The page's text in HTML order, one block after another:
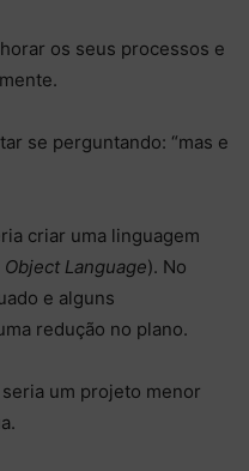
os seus processos e
se perguntando: “mas e
criar uma linguagem
Language). No
e alguns
redução no plano.
um projeto menor